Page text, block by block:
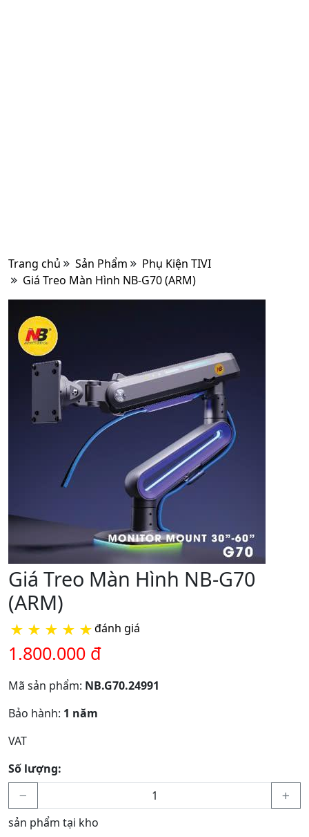
Trang chủ Sản Phẩm
Phụ Kiện TIVI
Giá Treo Màn Hình NB-G70 (ARM)
Giá Treo Màn Hình NB-G70
(ARM)
★ ★ ★ ★ ★đánh giá
1.800.000 đ
Mã sản phẩm: NB.G70.24991
Bảo hành: 1 năm
VAT
Số lượng:
sản phẩm tại kho